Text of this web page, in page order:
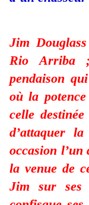
Jim
Rio Arriba
pendaison
où la
celle
d’attaquer
occasion l’un
la venue de
Jim sur ses